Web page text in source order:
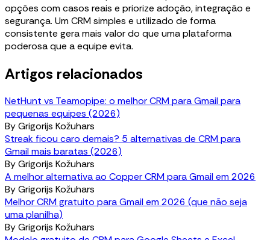
opções com casos reais e priorize adoção, integração e
segurança. Um CRM simples e utilizado de forma
consistente gera mais valor do que uma plataforma
poderosa que a equipe evita.
Artigos relacionados
NetHunt vs Teamopipe: o melhor CRM para Gmail para
pequenas equipes (2026)
ByGrigorijs Kožuhars
Streak ficou caro demais? 5 alternativas de CRM para
Gmail mais baratas (2026)
ByGrigorijs Kožuhars
A melhor alternativa ao Copper CRM para Gmail em 2026
ByGrigorijs Kožuhars
Melhor CRM gratuito para Gmail em 2026 (que não seja
uma planilha)
ByGrigorijs Kožuhars